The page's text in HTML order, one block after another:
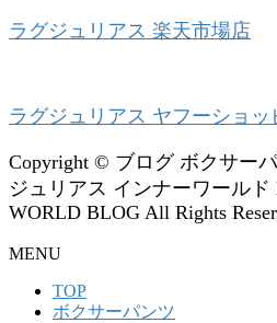
ラグジュリアス 楽天市場店
ラグジュリアス ヤフーショッ
Copyright © ブログ ボクサー
ジュリアス インナーワール
WORLD BLOG All Rights
MENU
TOP
ボクサーパンツ